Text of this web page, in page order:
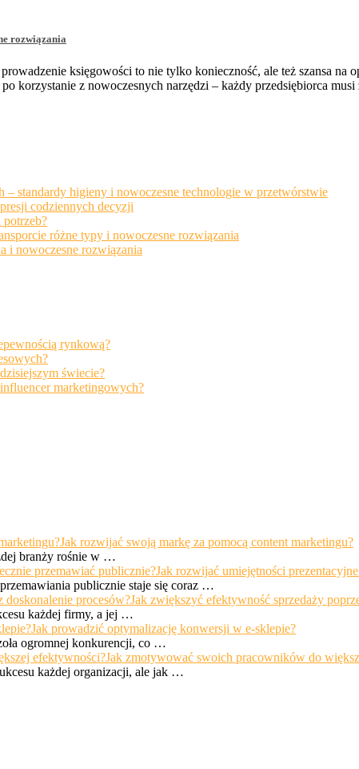
rozwiązania
księgowości to nie tylko konieczność, ale też szansa na
korzystanie z nowoczesnych narzędzi – każdy przedsiębiorca
standardy higieny i nowoczesne technologie w przetwórstwie
codziennych decyzji
różne typy i nowoczesne rozwiązania
i nowoczesne rozwiązania
rynkową?
świecie?
marketingowych?
Jak rozwijać swoją markę za pomocą content marketingu?
branży rośnie w …
Jak rozwijać umiejętności
publicznie staje się coraz …
Jak zwiększyć efektywność sprzedaży
każdej firmy, a jej …
Jak prowadzić optymalizację konwersji w e-sklepie?
ogromnej konkurencji, co …
Jak zmotywować swoich pracowników do
każdej organizacji, ale jak …